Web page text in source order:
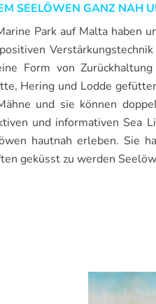
SEELÖWEN GANZ NAH
Park auf Malta haben
Form von
Hering und Lodde
und sie können
und informativen Sea
hautnah erleben. Sie
geküsst zu werden